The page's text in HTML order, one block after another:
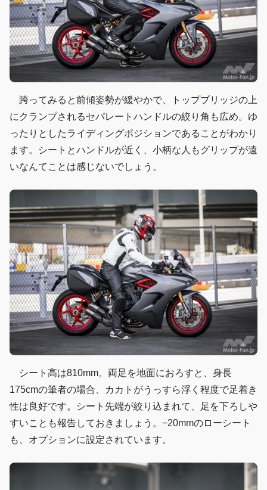
跨ってみると前傾姿勢が緩やかで、トップブリッジの上
にクランプされるセパレートハンドルの絞り角も広め。ゆ
ったりとしたライディングポジションであることがわかり
ます。シートとハンドルが近く、小柄な人もグリップが遠
いなんてことは感じないでしょう。
シート高は810mm。両足を地面におろすと、身長
175cmの筆者の場合、カカトがうっすら浮く程度で足着き
性は良好です。シート先端が絞り込まれて、足を下ろしや
すいことも報告しておきましょう。−20mmのローシート
も、オプションに設定されています。